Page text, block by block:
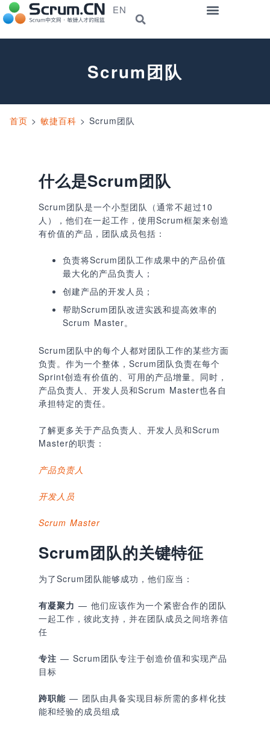
EN
Scrum团队
首页 > 敏捷百科 > Scrum团队
什么是Scrum团队
Scrum团队是一个小型团队（通常不超过10
人），他们在一起工作，使用Scrum框架来创造
有价值的产品，团队成员包括：
负责将Scrum团队工作成果中的产品价值
最大化的产品负责人；
创建产品的开发人员；
帮助Scrum团队改进实践和提高效率的
Scrum Master。
Scrum团队中的每个人都对团队工作的某些方面
负责。作为一个整体，Scrum团队负责在每个
Sprint创造有价值的、可用的产品增量。同时，
产品负责人、开发人员和Scrum Master也各自
承担特定的责任。
了解更多关于产品负责人、开发人员和Scrum
Master的职责：
产品负责人
开发人员
Scrum Master
Scrum团队的关键特征
为了Scrum团队能够成功，他们应当：
有凝聚力 — 他们应该作为一个紧密合作的团队
一起工作，彼此支持，并在团队成员之间培养信
任
专注 — Scrum团队专注于创造价值和实现产品
目标
跨职能 — 团队由具备实现目标所需的多样化技
能和经验的成员组成